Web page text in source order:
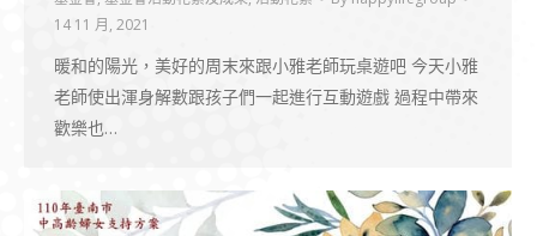
14 11 月, 2021
暖和的陽光，美好的周末來跟小雅老師玩桌遊吧 今天小雅
老師使出渾身解數跟孩子們一起進行互動遊戲 過程中帶來
歡樂也…